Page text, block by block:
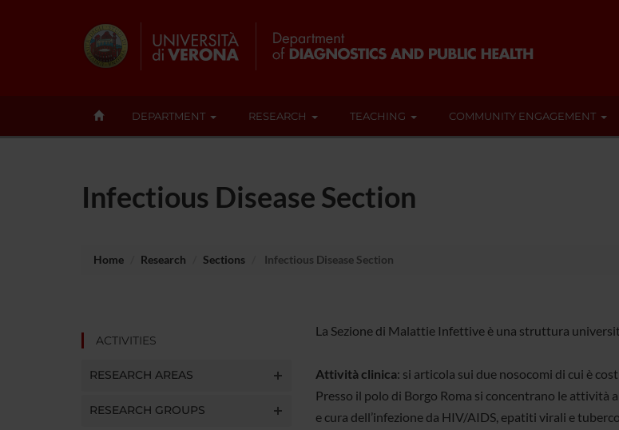
DEPARTMENT RESEARCH TEACHING COMMUNITY ENGAGEMENT
Infectious Disease Section
Home Research Sections Infectious Disease Section
ACTIVITIES
RESEARCH AREAS
RESEARCH GROUPS
La Sezione di Malattie Infettive è una struttura
Attività clinica: si articola sui due nosocomi di cui è
Presso il polo di Borgo Roma si concentrano le
e cura dell’infezione da HIV/AIDS, epatiti virali e